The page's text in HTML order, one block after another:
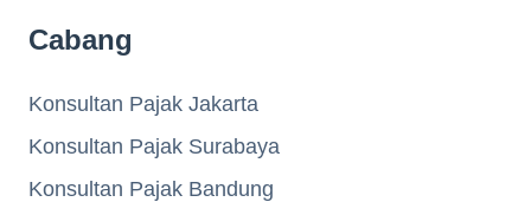
Cabang
Konsultan Pajak Jakarta
Konsultan Pajak Surabaya
Konsultan Pajak Bandung